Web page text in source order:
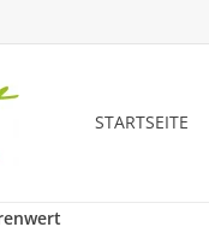
STARTSEITE